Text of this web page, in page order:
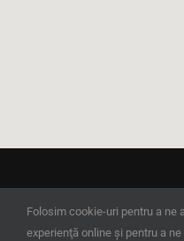
Folosim cookie-uri pentru a ne
experienţă online şi pentru a